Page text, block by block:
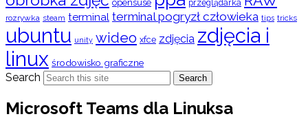
opensuse przeglądarka
rozrywka steam terminal terminal pogryzł człowieka tips tricks
ubuntu unity wideo xfce zdjęcia zdjęcia i
linux środowisko graficzne
Search Search
Microsoft Teams dla Linuksa